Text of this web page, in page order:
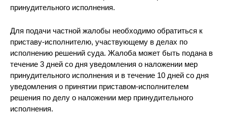
принудительного исполнения.
Для подачи частной жалобы необходимо обратиться к
приставу-исполнителю, участвующему в делах по
исполнению решений суда. Жалоба может быть подана в
течение 3 дней со дня уведомления о наложении мер
принудительного исполнения и в течение 10 дней со дня
уведомления о принятии приставом-исполнителем
решения по делу о наложении мер принудительного
исполнения.